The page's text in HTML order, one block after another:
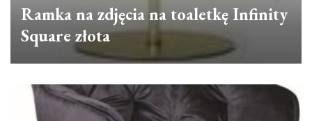
Ramka na zdjęcia na toaletkę Infinity
Square złota